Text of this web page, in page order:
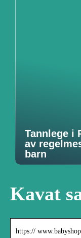
Tannlege i
av
barn
Kavat
https://